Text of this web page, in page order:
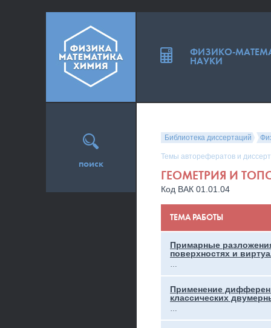
Библиотека диссертаций
Темы авторефератов и
ГЕОМЕТРИЯ И
Код ВАК 01.01.04
ТЕМА РАБОТЫ
Примарные
поверхностях и
…
Применение
классических
…
поиск
ФИЗИКО-
НАУКИ